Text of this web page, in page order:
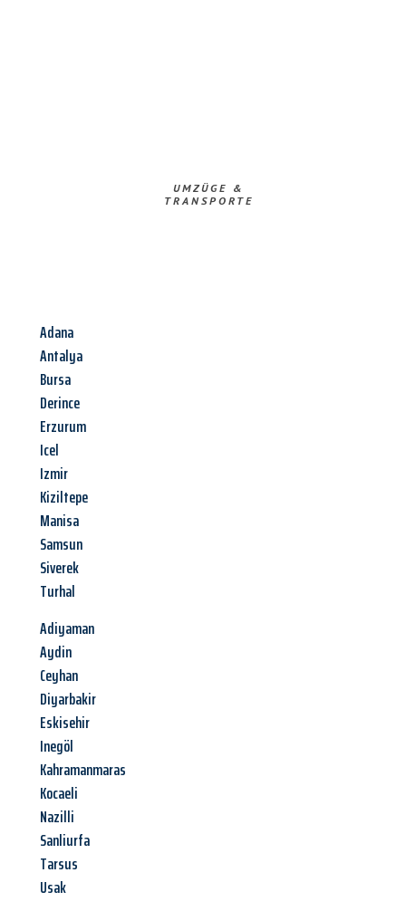
UMZÜGE &
TRANSPORTE
Adana
Antalya
Bursa
Derince
Erzurum
Icel
Izmir
Kiziltepe
Manisa
Samsun
Siverek
Turhal
Adiyaman
Aydin
Ceyhan
Diyarbakir
Eskisehir
Inegöl
Kahramanmaras
Kocaeli
Nazilli
Sanliurfa
Tarsus
Usak